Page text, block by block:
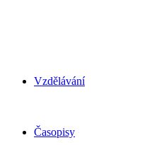
Vzdělávání
Časopisy